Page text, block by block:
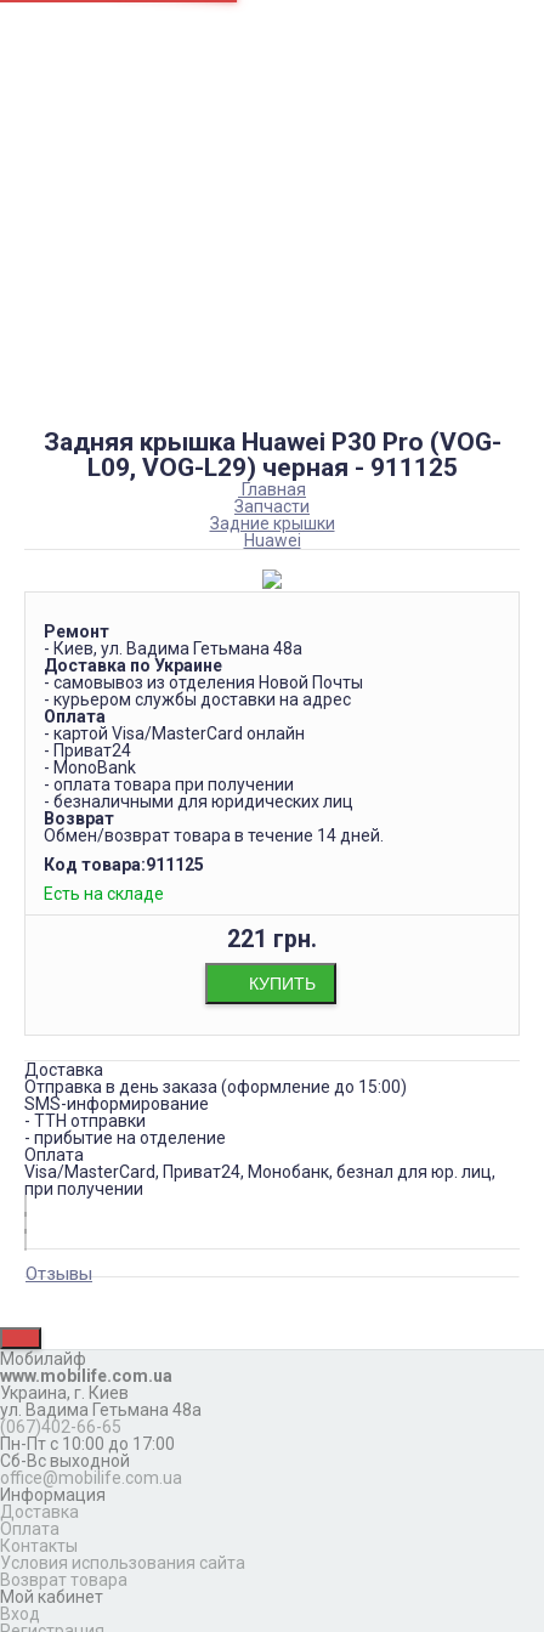
Задняя крышка Huawei P30 Pro (VOG-
L09, VOG-L29) черная - 911125
Главная
Запчасти
Задние крышки
Huawei
Ремонт
- Киев, ул. Вадима Гетьмана 48а
Доставка по Украине
- самовывоз из отделения Новой Почты
- курьером службы доставки на адрес
Оплата
- картой Visa/MasterCard онлайн
- Приват24
- MonoBank
- оплата товара при получении
- безналичными для юридических лиц
Возврат
Обмен/возврат товара в течение 14 дней.
Код товара:911125
Есть на складе
221 грн.
КУПИТЬ
Доставка
Отправка в день заказа (оформление до 15:00)
SMS-информирование
- ТТН отправки
- прибытие на отделение
Оплата
Visa/MasterCard, Приват24, Монобанк, безнал для юр. лиц,
при получении
Отзывы
Мобилайф
www.mobilife.com.ua
Украина, г. Киев
ул. Вадима Гетьмана 48а
(067)402-66-65
Пн-Пт с 10:00 до 17:00
Сб-Вс выходной
office@mobilife.com.ua
Информация
Доставка
Оплата
Контакты
Условия использования сайта
Возврат товара
Мой кабинет
Вход